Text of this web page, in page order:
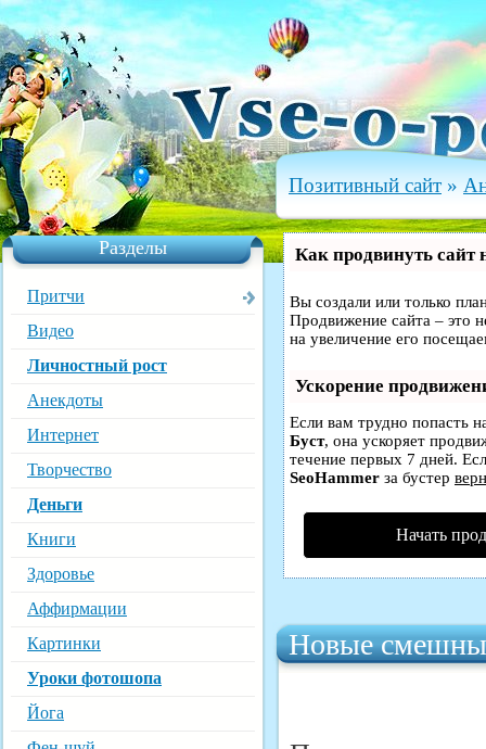
Разделы
Притчи
Видео
Личностный рост
Анекдоты
Интернет
Творчество
Деньги
Книги
Здоровье
Аффирмации
Картинки
Уроки фотошопа
Йога
Позитивный сайт »
Как продвинуть сайт
Вы создали или только
Продвижение сайта – это
на увеличение его
Ускорение
Если вам трудно попасть
Буст, она ускоряет
течение первых 7 дней.
SeoHammer за бустер
Начать
Новые